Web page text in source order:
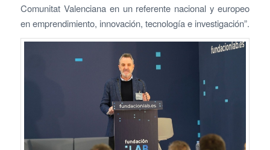
Comunitat Valenciana en un referente nacional y europeo
en emprendimiento, innovación, tecnología e investigación”.